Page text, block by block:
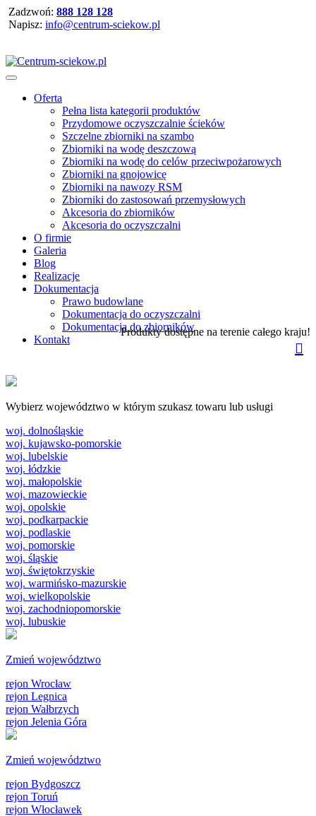
Zadzwoń: 888 128 128
Napisz: info@centrum-sciekow.pl
Oferta
Pełna lista kategorii produktów
Przydomowe oczyszczalnie ścieków
Szczelne zbiorniki na szambo
Zbiorniki na wodę deszczową
Zbiorniki na wodę do celów przeciwpożarowych
Zbiorniki na gnojowicę
Zbiorniki na nawozy RSM
Zbiorniki do zastosowań przemysłowych
Akcesoria do zbiorników
Akcesoria do oczyszczalni
O firmie
Galeria
Blog
Realizacje
Dokumentacja
Prawo budowlane
Dokumentacja do oczyszczalni
Dokumentacja do zbiorników
Kontakt
Produkty dostępne na terenie całego kraju!
Wybierz województwo w którym szukasz towaru lub usługi
woj. dolnośląskie
woj. kujawsko-pomorskie
woj. lubelskie
woj. łódzkie
woj. małopolskie
woj. mazowieckie
woj. opolskie
woj. podkarpackie
woj. podlaskie
woj. pomorskie
woj. śląskie
woj. świętokrzyskie
woj. warmińsko-mazurskie
woj. wielkopolskie
woj. zachodniopomorskie
woj. lubuskie
Zmień województwo
rejon Wrocław
rejon Legnica
rejon Wałbrzych
rejon Jelenia Góra
Zmień województwo
rejon Bydgoszcz
rejon Toruń
rejon Włocławek